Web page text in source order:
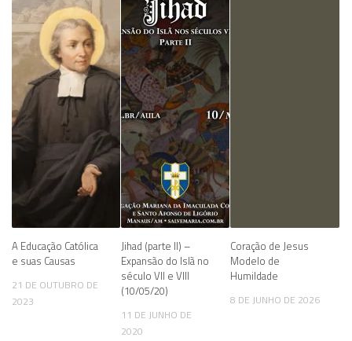
A Educação Católica
e suas Causas
21 DE OUTUBRO DE
2023
Jihad (parte II) –
Expansão do Islã no
século VII e VIII
(10/05/20)
11 DE JUNHO DE
2020
Coração de Jesus
Modelo de
Humildade
8 DE JUNHO DE 2026